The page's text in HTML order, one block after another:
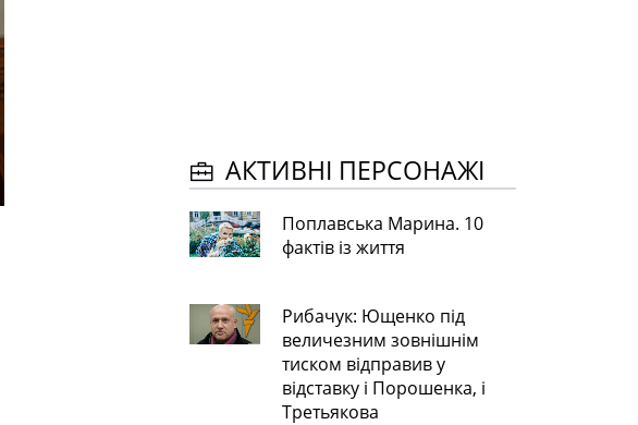
АКТИВНІ ПЕРСОНАЖІ
Поплавська Марина. 10
фактів із життя
Рибачук: Ющенко під
величезним зовнішнім
тиском відправив у
відставку і Порошенка, і
Третьякова